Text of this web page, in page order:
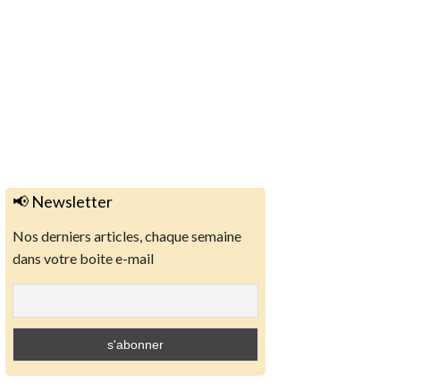
📢 Newsletter
Nos derniers articles, chaque semaine
dans votre boite e-mail